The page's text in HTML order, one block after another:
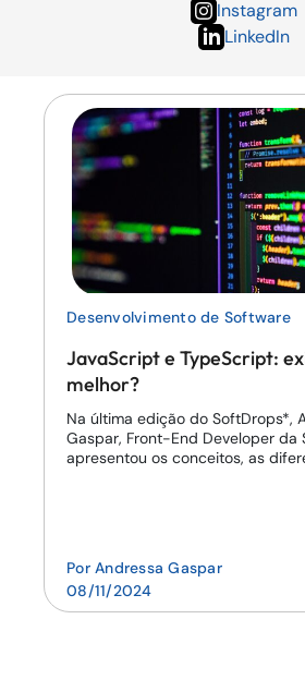
Instagram
LinkedIn
Desenvolvimento de Software
JavaScript e TypeScript:
melhor?
Na última edição do SoftDrops*,
Gaspar, Front-End Developer da
apresentou os conceitos, as
Por Andressa Gaspar
08/11/2024